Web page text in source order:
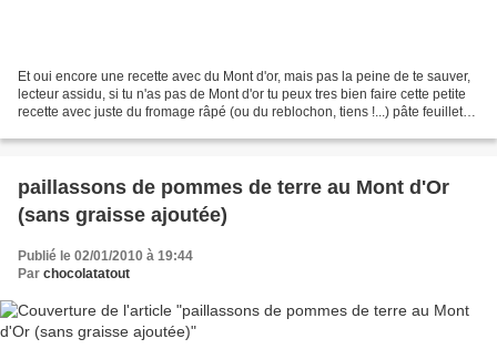
Et oui encore une recette avec du Mont d'or, mais pas la peine de te sauver,
lecteur assidu, si tu n'as pas de Mont d'or tu peux tres bien faire cette petite
recette avec juste du fromage râpé (ou du reblochon, tiens !...) pâte feuilletée
paillassons de pommes de terre au Mont d'Or
(sans graisse ajoutée)
Publié le 02/01/2010 à 19:44
Par chocolatatout